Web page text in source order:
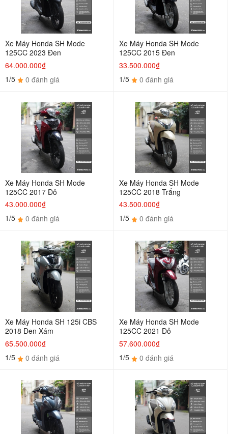
Xe Máy Honda SH Mode
125CC 2023 Đen
64.000.000₫
1/5
0 đánh giá
Xe Máy Honda SH Mode
125CC 2015 Đen
33.500.000₫
1/5
0 đánh giá
Xe Máy Honda SH Mode
125CC 2017 Đỏ
43.000.000₫
1/5
0 đánh giá
Xe Máy Honda SH Mode
125CC 2018 Trắng
43.500.000₫
1/5
0 đánh giá
Xe Máy Honda SH 125i CBS
2018 Đen Xám
65.500.000₫
1/5
0 đánh giá
Xe Máy Honda SH Mode
125CC 2021 Đỏ
57.600.000₫
1/5
0 đánh giá